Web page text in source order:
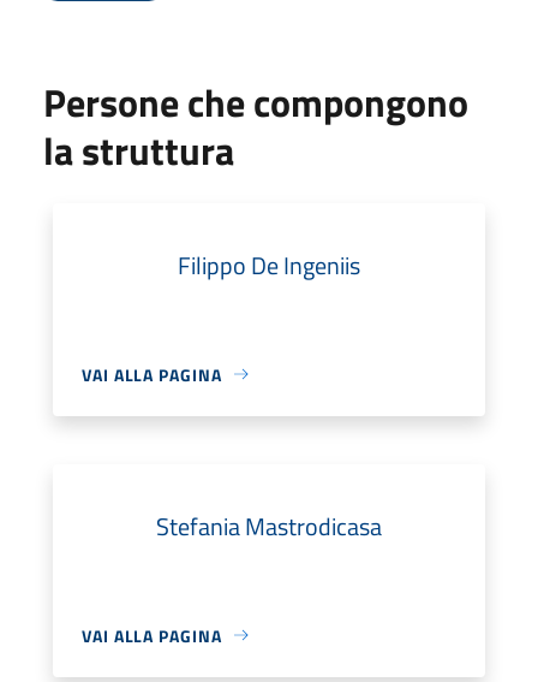
Persone che compongono
la struttura
Filippo De Ingeniis
VAI ALLA PAGINA
Stefania Mastrodicasa
VAI ALLA PAGINA